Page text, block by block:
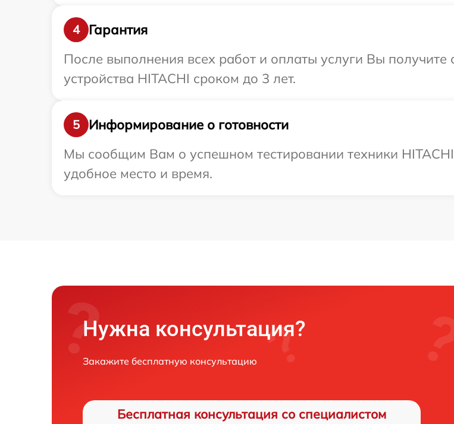
4
Гарантия
После выполнения всех работ и оплаты услуги Вы
устройства HITACHI сроком до 3 лет.
5
Информирование о готовности
Мы сообщим Вам о успешном тестировании техники
удобное место и время.
Нужна консультация?
Закажите бесплатную консультацию
Бесплатная консультация со специалистом